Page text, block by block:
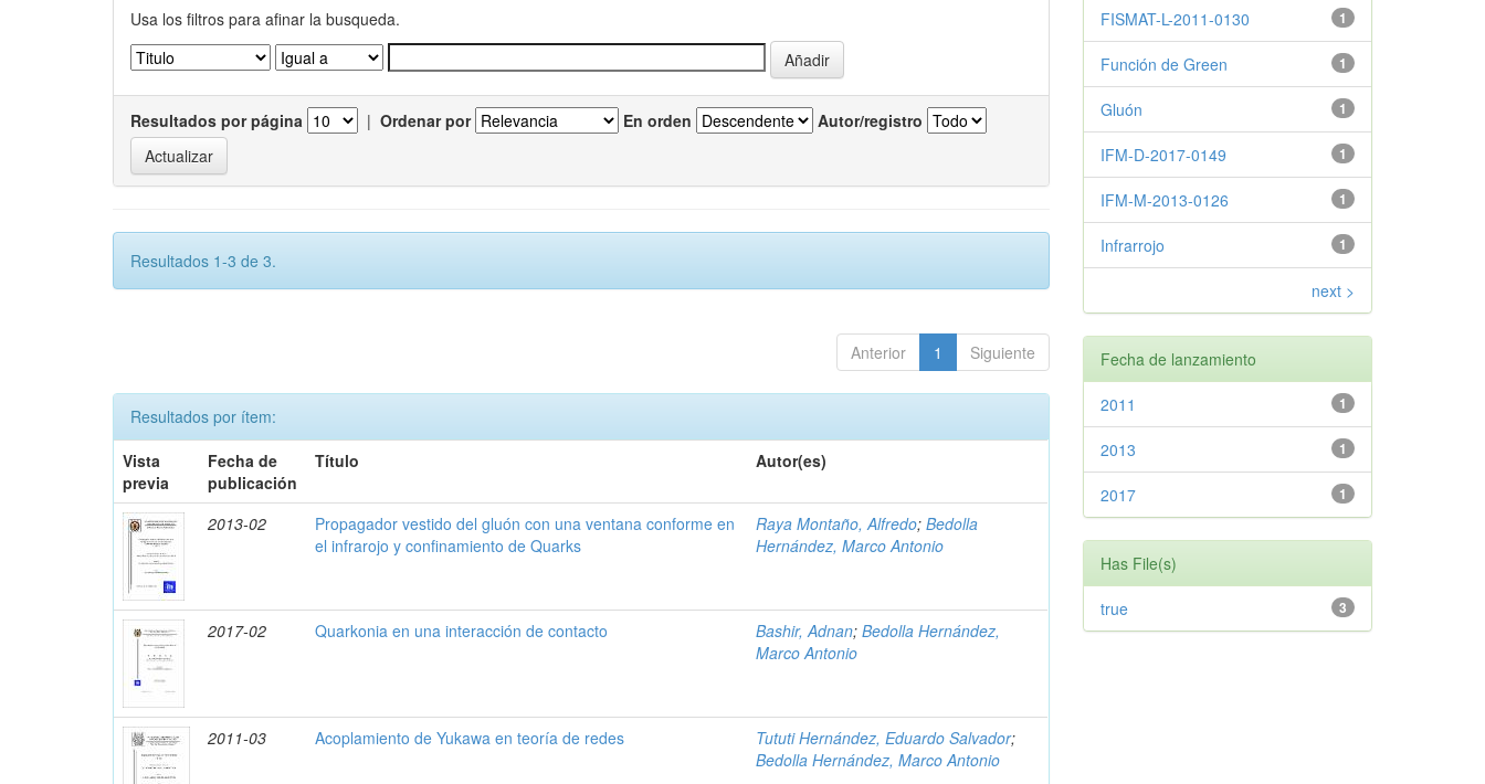
Usa los filtros para afinar la busqueda.
Resultados por página | Ordenar por En orden Autor/registro
Resultados 1-3 de 3.
Anterior 1 Siguiente
Resultados por ítem:
Vista
previa
Fecha de
publicación
Título Autor(es)
2013-02
Propagador vestido del gluón con una ventana conforme en
el infrarojo y confinamiento de Quarks
Raya Montaño, Alfredo;Bedolla
Hernández, Marco Antonio
2017-02 Quarkonia en una interacción de contacto Bashir, Adnan;Bedolla Hernández,
Marco Antonio
2011-03 Acoplamiento de Yukawa en teoría de redes Tututi Hernández, Eduardo Salvador;
Bedolla Hernández, Marco Antonio
1
FISMAT-L-2011-0130
1
Función de Green
1
Gluón
1
IFM-D-2017-0149
1
IFM-M-2013-0126
1
Infrarrojo
next >
Fecha de lanzamiento
1
2011
1
2013
1
2017
Has File(s)
3
true